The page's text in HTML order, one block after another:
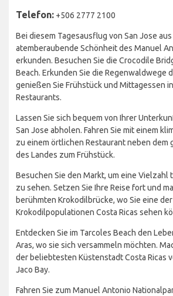
Telefon: +506 2777 2100
Bei diesem Tagesausflug von San Jose
atemberaubende Schönheit des Manuel
erkunden. Besuchen Sie die Crocodile
Beach. Erkunden Sie die Regenwaldwege
genießen Sie Frühstück und Mittagessen
Restaurants.
Lassen Sie sich bequem von Ihrer
San Jose abholen. Fahren Sie mit einem
zu einem örtlichen Restaurant neben dem
des Landes zum Frühstück.
Besuchen Sie den Markt, um eine Vielzahl
zu sehen. Setzen Sie Ihre Reise fort und
berühmten Krokodilbrücke, wo Sie eine
Krokodilpopulationen Costa Ricas sehen
Entdecken Sie im Tarcoles Beach den
Aras, wo sie sich versammeln möchten.
der beliebtesten Küstenstadt Costa Ricas
Jaco Bay.
Fahren Sie zum Manuel Antonio